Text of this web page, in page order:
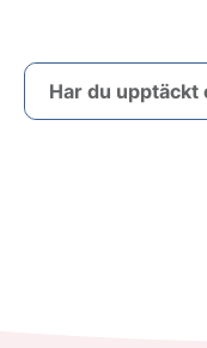
Har du upptäckt